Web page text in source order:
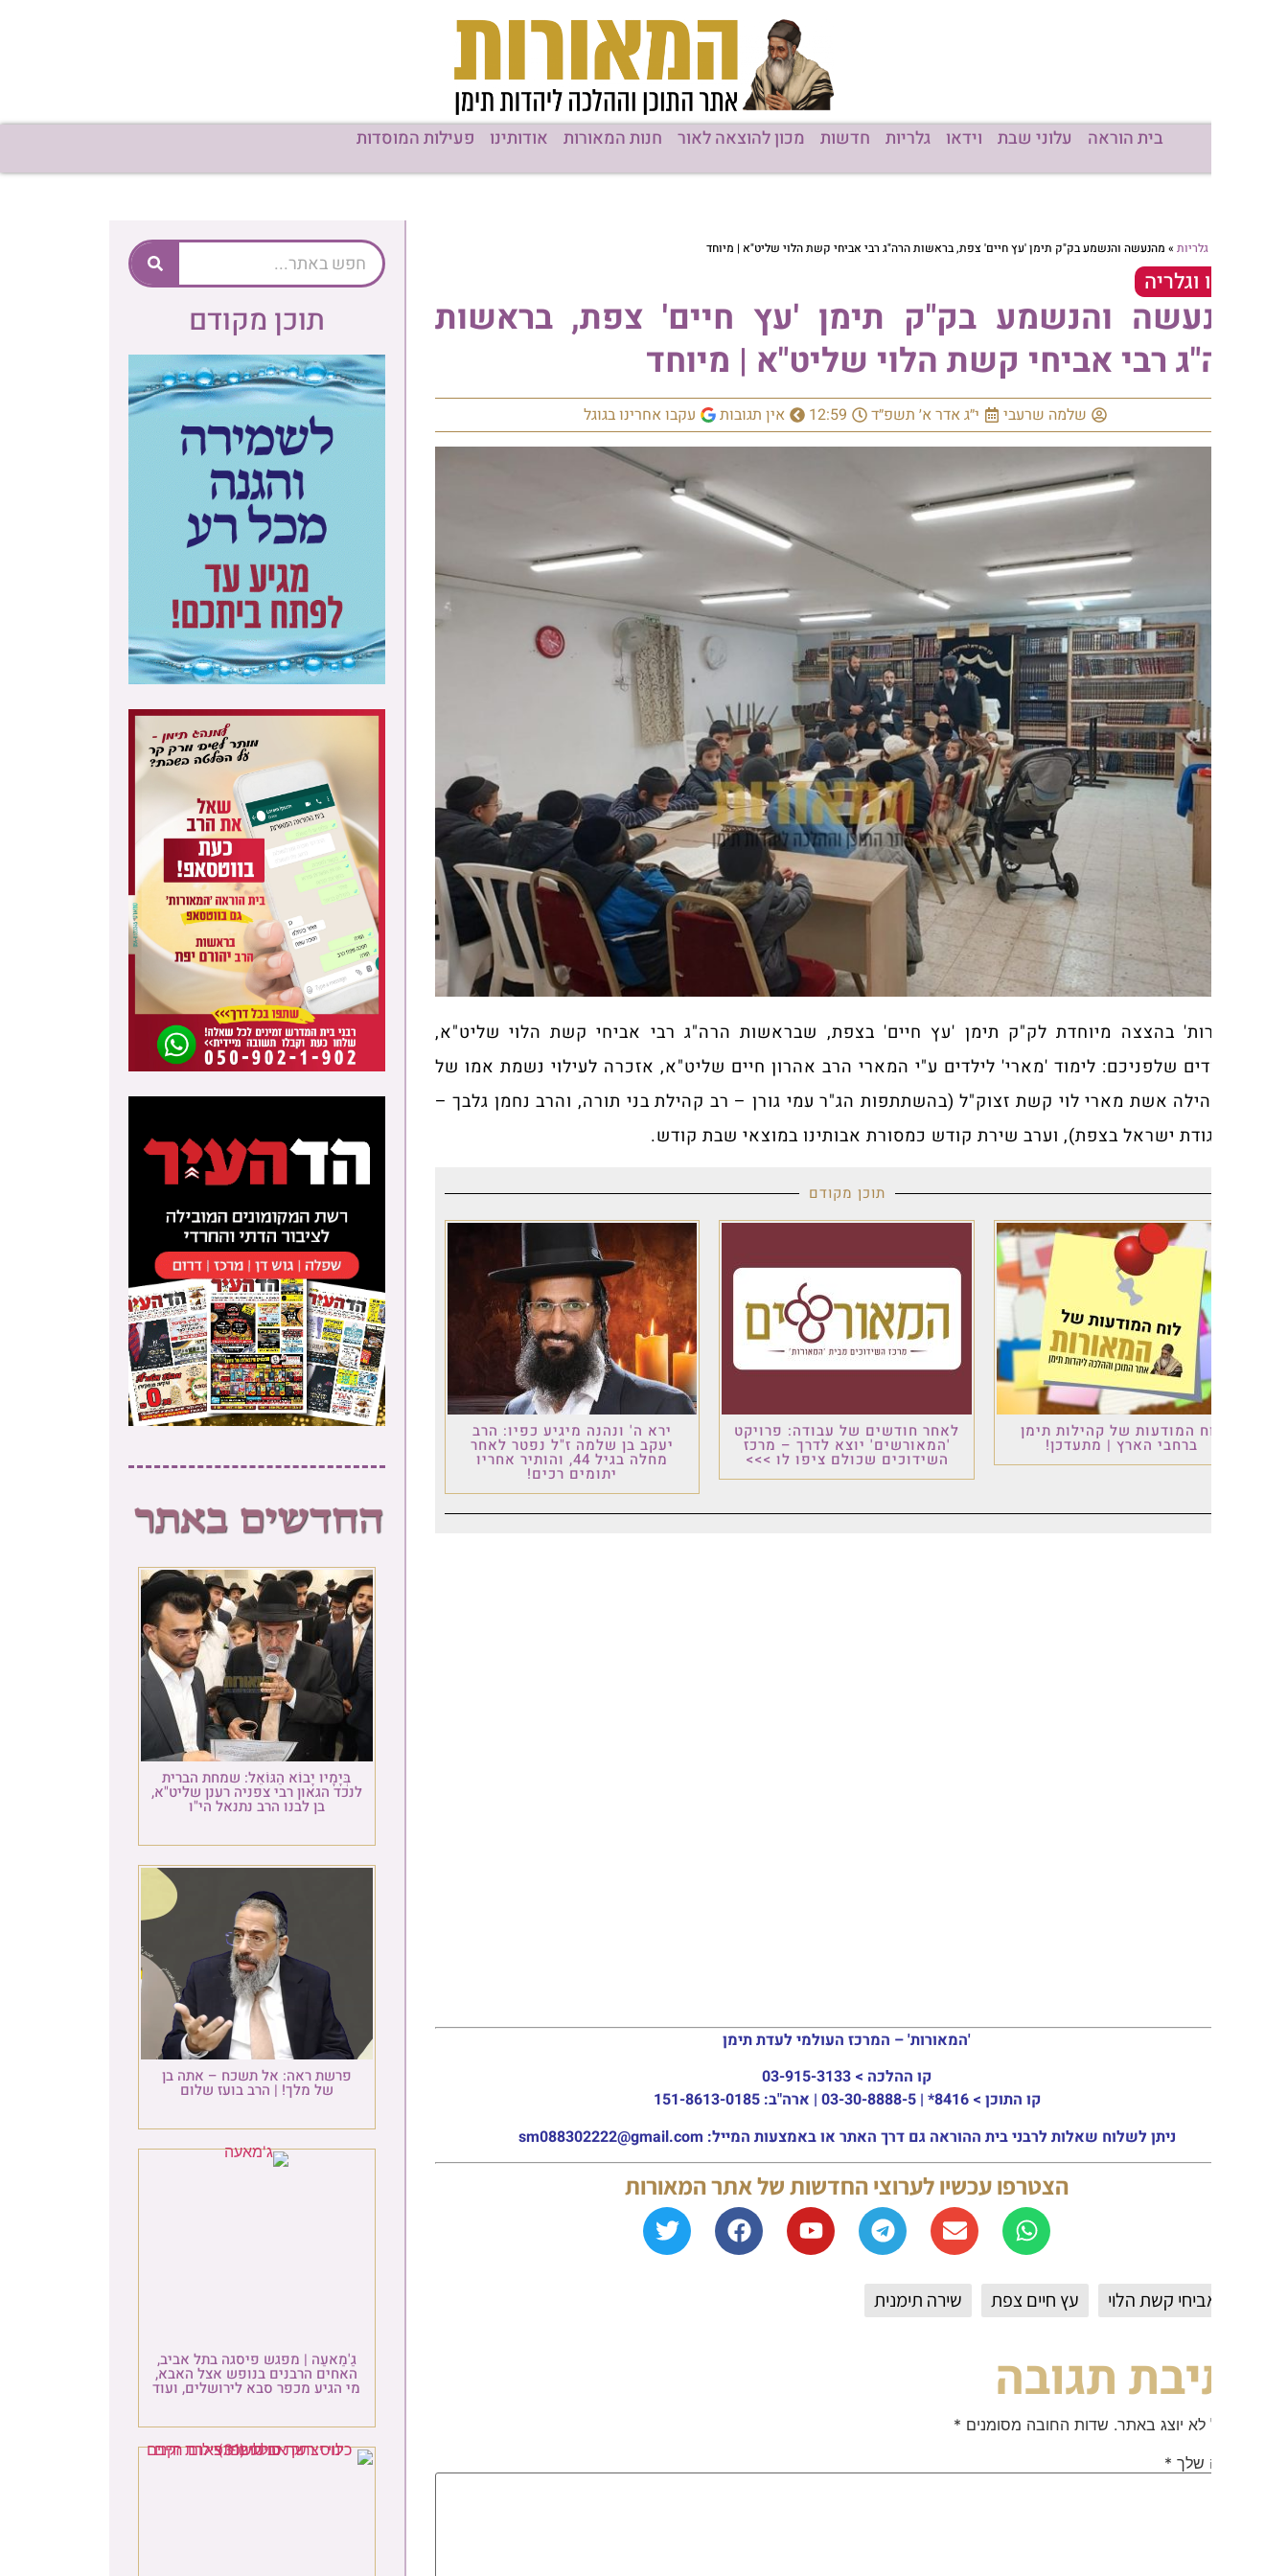
עלוני שבת וידאו גלריות חדשות מכון להוצאה לאור חנות המאורות אודותינו פעילות המוסדות
מהנעשה והנשמע בק"ק תימן 'עץ חיים' צפת, בראשות הרה"ג רבי אביחי קשת הלוי שליט"א | מיוחד
והנשמע בק"ק תימן 'עץ חיים' צפת, בראשות
רבי אביחי קשת הלוי שליט"א | מיוחד
שלמה שרעבי י״ג אדר א׳ תשפ״ד 12:59 אין תגובות עקבו אחרינו בגוגל
בהצצה מיוחדת לק"ק תימן 'עץ חיים' בצפת, שבראשות הרה"ג רבי אביחי קשת הלוי שליט"א,
שלפניכם: לימוד 'מארי' לילדים ע"י המארי הרב אהרון חיים שליט"א, אזכרה לעילוי נשמת אמו של
אשת מארי לוי קשת זצוק"ל (בהשתתפות הג"ר עמי גורן – רב קהילת בני תורה, והרב נחמן גלבך –
ישראל בצפת), וערב שירת קודש כמסורת אבותינו במוצאי שבת קודש.
תוכן מקודם
המודעות של קהילות תימן
ברחבי הארץ | מתעדכן!
לאחר חודשים של עבודה: פרויקט
'המאורשים' יוצא לדרך – מרכז
השידוכים שכולם ציפו לו >>>
ירא ה' ונהנה מיגיע כפיו: הרב
יעקב בן שלמה ז"ל נפטר לאחר
מחלה בגיל 44, והותיר אחריו
יתומים רכים!
'המאורות' – המרכז העולמי לעדת תימן
03-915-3133
8416* | 03-30-8888-5 | ארה"ב: 151-8613-0185
ניתן לשלוח שאלות לרבני בית ההוראה גם דרך האתר או באמצעות המייל: sm088302222@gmail.com
הצטרפו עכשיו לערוצי החדשות של אתר המאורות
קשת הלוי עץ חיים צפת שירה תימנית
תגובה
לא יוצג באתר. שדות החובה מסומנים*
תוכן מקודם
בְּיָמָיו יָבוֹא הַגּוֹאֵל: שמחת הברית
לנכד הגאון רבי צפניה רענן שליט"א,
בן לבנו הרב נתנאל הי"ו
פרשת ראה: אל תשכח – אתה בן
של מלך! | הרב בועז שלום
גַ'מַאעַה | מפגש פיסגה בתל אביב,
האחים הרבנים בנופש אצל האבא,
מי הגיע מכפר סבא לירושלים, ועוד